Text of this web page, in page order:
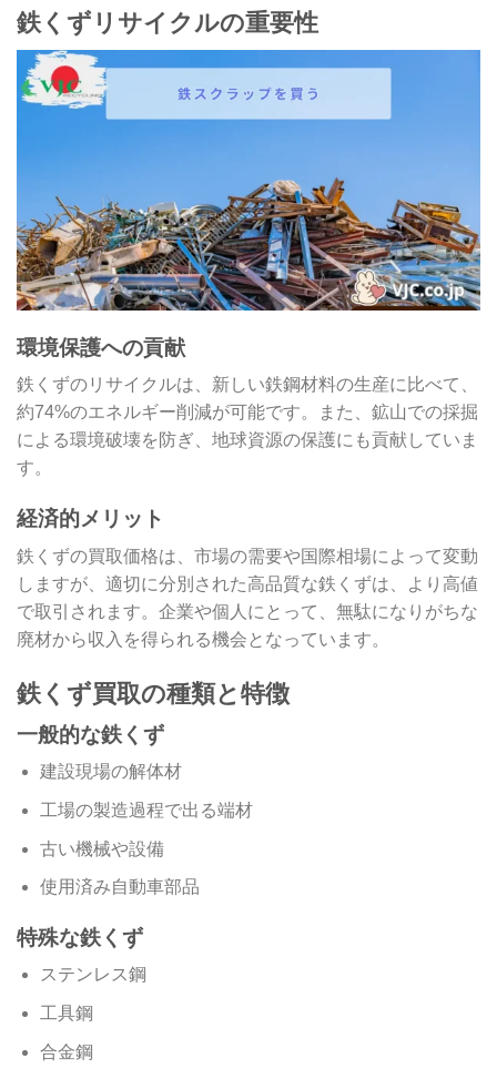
鉄くずリサイクルの重要性
環境保護への貢献
鉄くずのリサイクルは、新しい鉄鋼材料の生産に比べて、
約74%のエネルギー削減が可能です。また、鉱山での採掘
による環境破壊を防ぎ、地球資源の保護にも貢献していま
す。
経済的メリット
鉄くずの買取価格は、市場の需要や国際相場によって変動
しますが、適切に分別された高品質な鉄くずは、より高値
で取引されます。企業や個人にとって、無駄になりがちな
廃材から収入を得られる機会となっています。
鉄くず買取の種類と特徴
一般的な鉄くず
建設現場の解体材
工場の製造過程で出る端材
古い機械や設備
使用済み自動車部品
特殊な鉄くず
ステンレス鋼
工具鋼
合金鋼